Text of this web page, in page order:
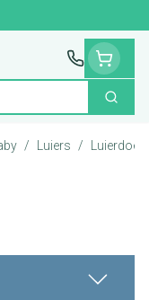
Zoek
/ Luiers /